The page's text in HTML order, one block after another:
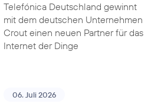
Telefónica Deutschland gewinnt
mit dem deutschen Unternehmen
Crout einen neuen Partner für das
Internet der Dinge
06. Juli 2026